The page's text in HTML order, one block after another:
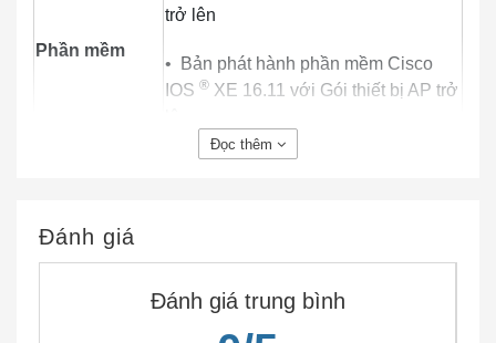
Phần mềm
trở lên
• Bản phát hành phần mềm Cisco
IOS ® XE 16.11 với Gói thiết bị AP trở
mạng LAN
không dây
không dây ảo Cisco
Đọc thêm
Đánh giá
Đánh giá trung bình